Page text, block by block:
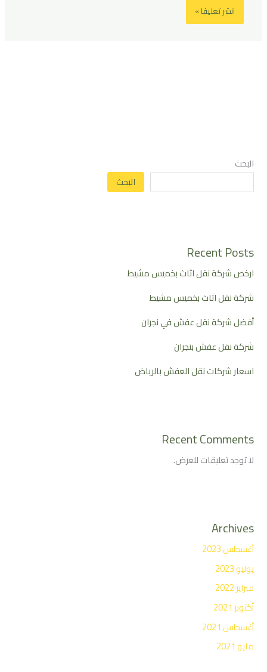
البحث
البحث
Recent Posts
ارخص شركة نقل اثاث بخميس مشيط
شركة نقل اثاث بخميس مشيط
أفضل شركة نقل عفش في نجران
شركة نقل عفش بنجران
اسعار شركات نقل العفش بالرياض
Recent Comments
لا توجد تعليقات للعرض.
Archives
أغسطس 2023
يوليو 2023
فبراير 2022
أكتوبر 2021
أغسطس 2021
مايو 2021